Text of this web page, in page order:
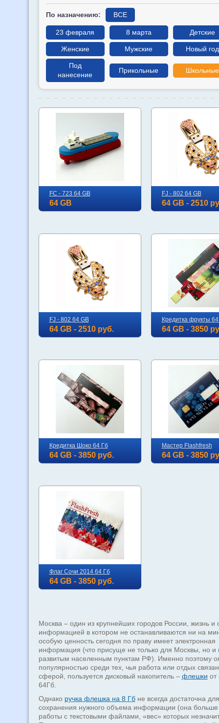
По назначению: ВСЕ
23 февраля 8 марта Детские
Женские Мужские Новый год
Под
нанесение
Прикольные Школьные
FC - 723 64 GB
64 GB
FJ - 802 64 GB
64 GB - 2510
FJ - 802 64 GB
64 GB - 2510 руб.
Кредитка фрукты
64 GB - 3850
Кредитка Шоко 64 Гб
64 GB - 3850 руб.
Мастер Flashfresh
64 GB - 3850
Флаг Сочи 2014 64 Гб
64 GB - 3850 руб.
Москва – один из крупнейших городов России, жизнь и
информацией в котором не останавливаются ни на
особую ценность сегодня по праву имеет электронная
информация (что присуще не только для Москвы, но и
развитым населенным пунктам РФ). Именно поэтому
популярностью среди тех, чья работа или отдых
сферой, пользуется дисковый накопитель – флешки от
64Гб.
Однако ручка флешка на 8 Гбне всегда достаточна для
сохранения нужного объема информации (она больше
работы с текстовыми файлами, «вес» которых